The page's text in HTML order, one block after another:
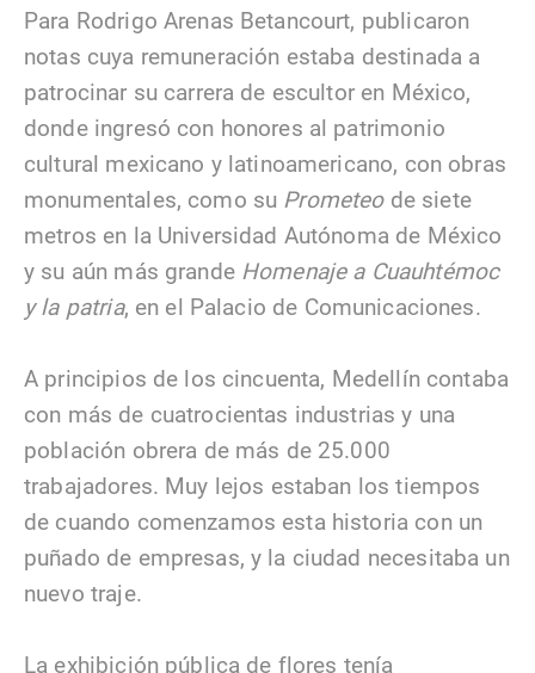
Para Rodrigo Arenas Betancourt, publicaron
notas cuya remuneración estaba destinada a
patrocinar su carrera de escultor en México,
donde ingresó con honores al patrimonio
cultural mexicano y latinoamericano, con obras
monumentales, como su Prometeode siete
metros en la Universidad Autónoma de México
y su aún más grande Homenaje a Cuauhtémoc
y la patria, en el Palacio de Comunicaciones.
A principios de los cincuenta, Medellín contaba
con más de cuatrocientas industrias y una
población obrera de más de 25.000
trabajadores. Muy lejos estaban los tiempos
de cuando comenzamos esta historia con un
puñado de empresas, y la ciudad necesitaba un
nuevo traje.
La exhibición pública de flores tenía